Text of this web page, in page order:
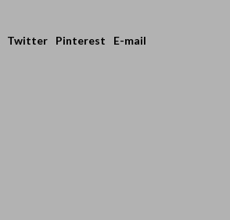
Twitter Pinterest E-mail